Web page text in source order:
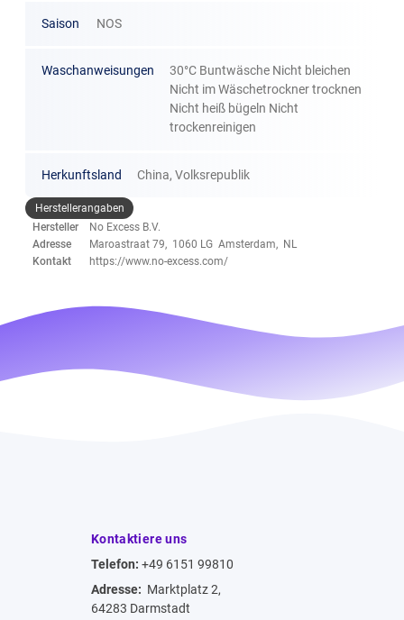
Saison NOS
Waschanweisungen
30°C Buntwäsche Nicht bleichen
Nicht im Wäschetrockner trocknen
Nicht heiß bügeln Nicht
trockenreinigen
Herkunftsland China, Volksrepublik
Herstellerangaben
Hersteller
No Excess B.V.
Adresse
Maroastraat 79, 1060 LG Amsterdam, NL
Kontakt
https://www.no-excess.com/
Kontaktiere uns
Telefon: +49 6151 99810
Adresse: Marktplatz 2,
64283 Darmstadt